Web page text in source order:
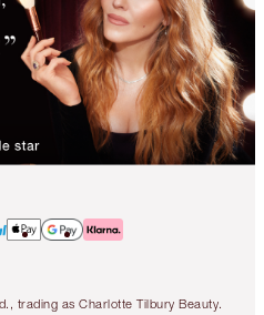
trading as Charlotte Tilbury Beauty.